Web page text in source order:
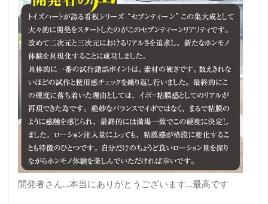
開発者さん…本当にありがとうございます…最高です